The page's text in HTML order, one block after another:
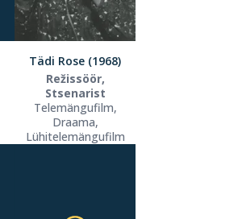
Tädi Rose (1968)
Režissöör,
Stsenarist
Telemängufilm,
Draama,
Lühitelemängufilm